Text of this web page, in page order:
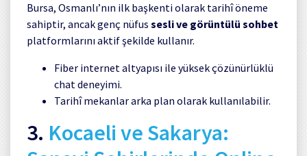
Bursa, Osmanlı’nın ilk başkenti olarak tarihî öneme
sahiptir, ancak genç nüfus sesli ve görüntülü sohbet
platformlarını aktif şekilde kullanır.
Fiber internet altyapısı ile yüksek çözünürlüklü
chat deneyimi.
Tarihî mekanlar arka plan olarak kullanılabilir.
3. Kocaeli ve Sakarya: